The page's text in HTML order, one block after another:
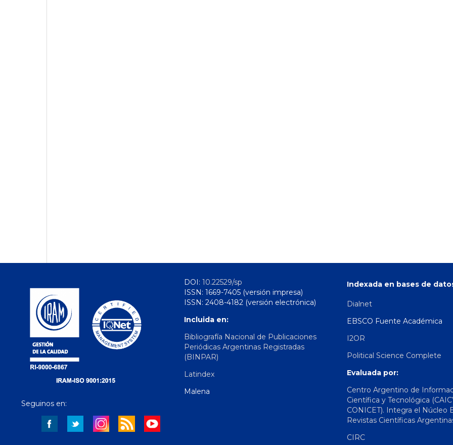
Seguinos en:
DOI: 10.22529/sp
ISSN: 1669-7405 (versión impresa)
ISSN: 2408-4182 (versión electrónica)
Incluida en:
Bibliografía Nacional de Publicaciones
Periódicas Argentinas Registradas
(BINPAR)
Latindex
Malena
Indexada en bases de
Dialnet
EBSCO Fuente Académica
I2OR
Political Science Complete
Evaluada por:
Centro Argentino de
Científica y Tecnológica
CONICET). Integra el Núcleo
Revistas Científicas
CIRC